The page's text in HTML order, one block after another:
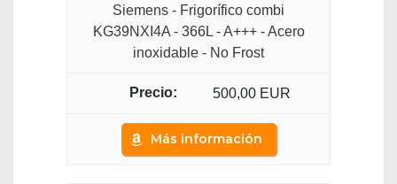
Siemens - Frigorífico combi
KG39NXI4A - 366L - A+++ - Acero
inoxidable - No Frost
500,00 EUR
Más información